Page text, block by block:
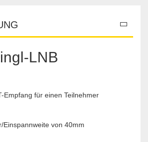
LNB
Empfang für einen Teilnehmer
Einspannweite von 40mm